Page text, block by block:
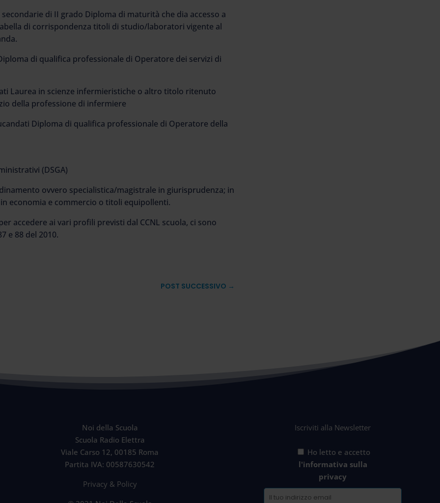
di II grado Diploma di maturità che dia accesso a
di corrispondenza titoli di studio/laboratori vigente al
di qualifica professionale di Operatore dei servizi di
Laurea in scienze infermieristiche o altro titolo ritenuto
della professione di infermiere
Diploma di qualifica professionale di Operatore della
(DSGA)
ovvero specialistica/magistrale in giurisprudenza; in
economia e commercio o titoli equipollenti.
accedere ai vari profili previsti dal CCNL scuola, ci sono
e 88 del 2010.
POST SUCCESSIVO →
Noi della Scuola
Scuola Radio Elettra
Viale Carso 12, 00185 Roma
Partita IVA: 00587630542
Privacy & Policy
Iscriviti alla Newsletter
Ho letto e accetto
l'informativa sulla
privacy